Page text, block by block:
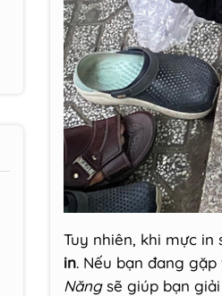
Tuy nhiên, khi mực
in. Nếu bạn đang
Năngsẽ giúp bạn